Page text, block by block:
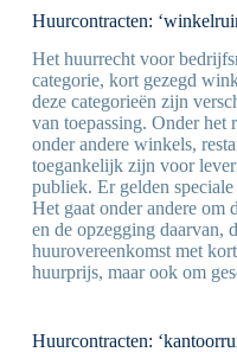
Huurcontracten:
Het huurrecht voor
categorie, kort gezegd
deze categorieën zijn
van toepassing. Onder
onder andere winkels,
toegankelijk zijn voor
publiek. Er gelden
Het gaat onder andere om
en de opzegging daarvan,
huurovereenkomst met
huurprijs, maar ook om
Huurcontracten: